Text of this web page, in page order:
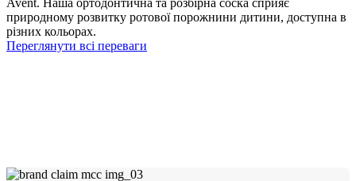
Avent. Наша ортодонтична та розбірна соска сприяє
природному розвитку ротової порожнини дитини, доступна в
різних кольорах.
Переглянути всі переваги